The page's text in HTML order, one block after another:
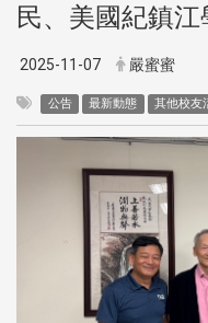
民、美國紀鎮江
2025-11-07 嚴蜜蜜
公告 最新動態 其他校友